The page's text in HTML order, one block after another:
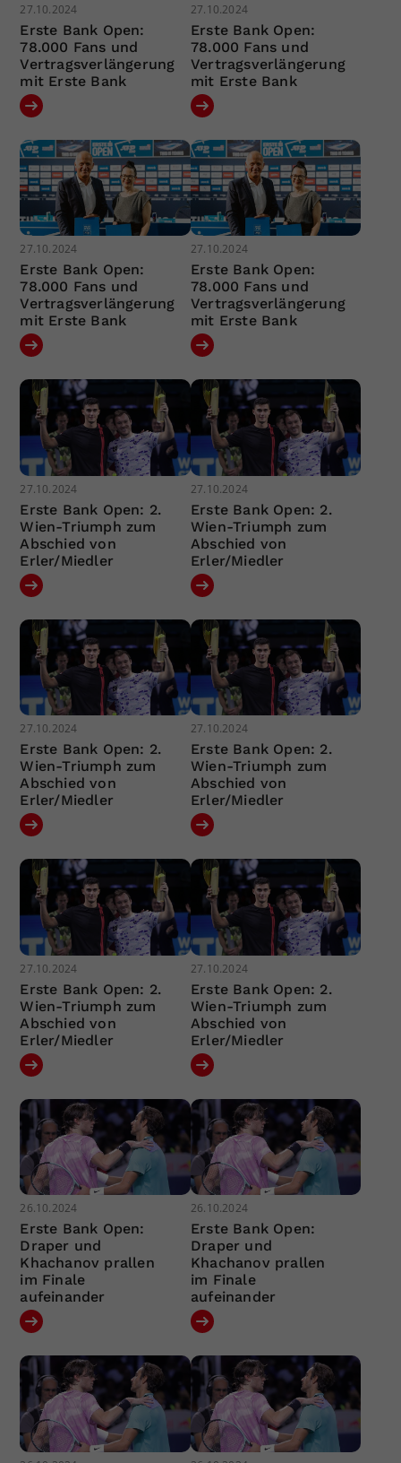
27.10.2024
Erste Bank Open:
78.000 Fans und
Vertragsverlängerung
mit Erste Bank
27.10.2024
Erste Bank Open:
78.000 Fans und
Vertragsverlängerung
mit Erste Bank
27.10.2024
Erste Bank Open:
78.000 Fans und
Vertragsverlängerung
mit Erste Bank
27.10.2024
Erste Bank Open:
78.000 Fans und
Vertragsverlängerung
mit Erste Bank
27.10.2024
Erste Bank Open: 2.
Wien-Triumph zum
Abschied von
Erler/Miedler
27.10.2024
Erste Bank Open: 2.
Wien-Triumph zum
Abschied von
Erler/Miedler
27.10.2024
Erste Bank Open: 2.
Wien-Triumph zum
Abschied von
Erler/Miedler
27.10.2024
Erste Bank Open: 2.
Wien-Triumph zum
Abschied von
Erler/Miedler
27.10.2024
Erste Bank Open: 2.
Wien-Triumph zum
Abschied von
Erler/Miedler
27.10.2024
Erste Bank Open: 2.
Wien-Triumph zum
Abschied von
Erler/Miedler
26.10.2024
Erste Bank Open:
Draper und
Khachanov prallen
im Finale
aufeinander
26.10.2024
Erste Bank Open:
Draper und
Khachanov prallen
im Finale
aufeinander